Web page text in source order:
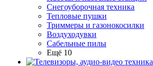
Снегоуборочная техника
Тепловые пушки
Триммеры и газонокосилки
Воздуходувки
Сабельные пилы
Ещё 10